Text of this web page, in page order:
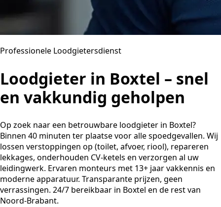
Professionele Loodgietersdienst
Loodgieter in Boxtel – snel
en vakkundig geholpen
Op zoek naar een betrouwbare loodgieter in Boxtel?
Binnen 40 minuten ter plaatse voor alle spoedgevallen. Wij
lossen verstoppingen op (toilet, afvoer, riool), repareren
lekkages, onderhouden CV-ketels en verzorgen al uw
leidingwerk. Ervaren monteurs met 13+ jaar vakkennis en
moderne apparatuur. Transparante prijzen, geen
verrassingen. 24/7 bereikbaar in Boxtel en de rest van
Noord-Brabant.